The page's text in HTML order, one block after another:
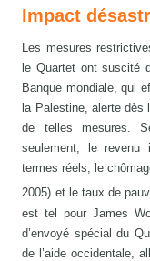
Impact
Les mesures
le Quartet ont suscité
Banque mondiale, qui
la Palestine, alerte dès
de telles mesures.
seulement, le revenu
termes réels, le
2005) et le taux de
est tel pour James
d’envoyé spécial du
de l’aide occidentale,